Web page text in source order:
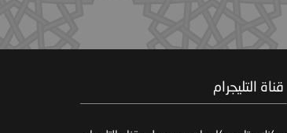
‏ قناة التليجرام